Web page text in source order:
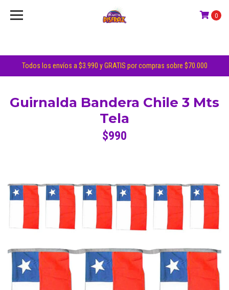
Todos los envíos a $3.990 y GRATIS por compras sobre $70.000
0
Guirnalda Bandera Chile 3 Mts
Tela
$990